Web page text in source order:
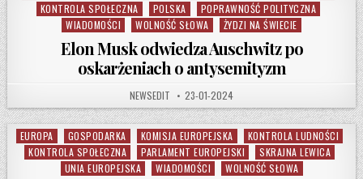
KONTROLA SPOŁECZNA
POLSKA
POPRAWNOŚĆ POLITYCZNA
WIADOMOŚCI
WOLNOŚĆ SŁOWA ŻYDZI NA ŚWIECIE
Elon Musk odwiedza Auschwitz po
oskarżeniach o antysemityzm
AUTHOR:
NEWSEDIT PUBLISHED DATE:
23-01-2024
Posted in
EUROPA GOSPODARKA KOMISJA EUROPEJSKA
KONTROLA LUDNOŚCI
KONTROLA SPOŁECZNA
PARLAMENT EUROPEJSKI
SKRAJNA LEWICA
UNIA EUROPEJSKA
WIADOMOŚCI WOLNOŚĆ SŁOWA